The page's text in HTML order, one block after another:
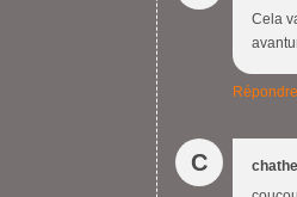
Cela
Répondre
C